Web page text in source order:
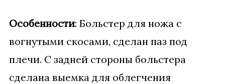
Особенности: Больстер для ножа с
вогнутыми скосами, сделан паз под
плечи. С задней стороны больстера
сделана выемка для облегчения